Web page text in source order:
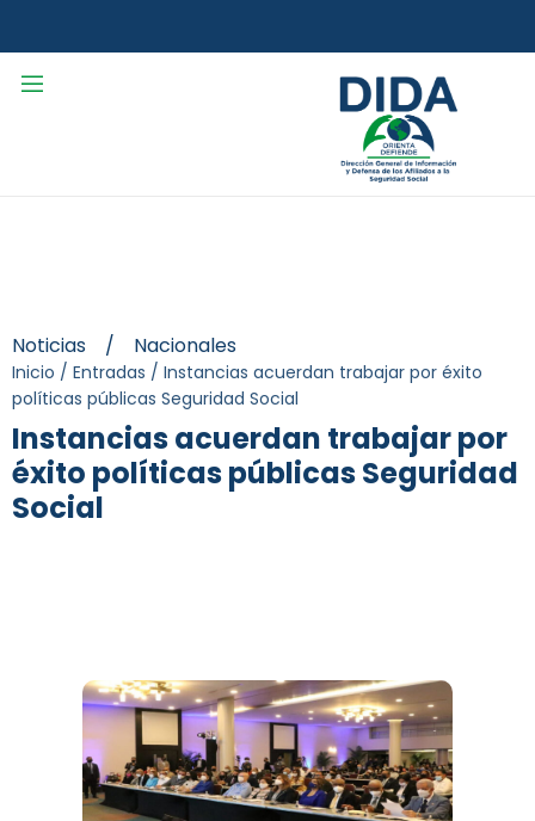
Noticias / Nacionales
Inicio / Entradas / Instancias acuerdan trabajar por éxito
políticas públicas Seguridad Social
Instancias acuerdan trabajar por
éxito políticas públicas Seguridad
Social